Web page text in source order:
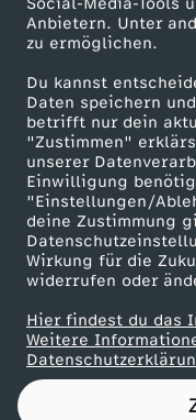
Social-Media-Tools
Anbietern. Unter
zu ermöglichen.
Du kannst
Daten speichern
betrifft nur dein
"Zustimmen"
unserer
Einwilligung
"Einstellungen/
deine Zustimmung
Wirkung für die
widerrufen oder
Hier findest du das
Weitere
e
y
:
S
p
i
e
l
Karriere
ZDF goes Schule
Werbefernsehen
Mainzelmännchen
Partner